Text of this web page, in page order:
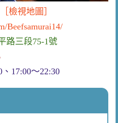
［檢視地圖］
Beefsamurai14/
路三段75-1號
、17:00～22:30